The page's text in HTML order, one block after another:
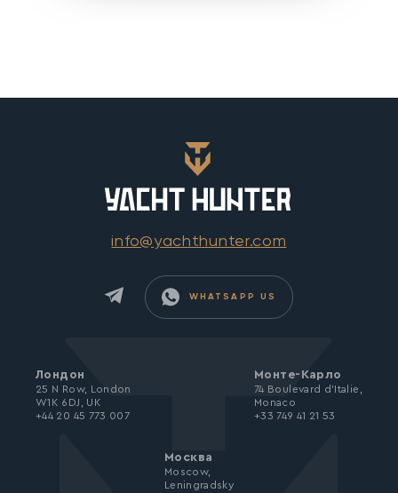
info@yachthunter.com
WHATSAPP US
Лондон
25 N Row, London
W1K 6DJ, UK
+44 20 45 773 007
Монте-Карло
74 Boulevard d’Italie,
Monaco
+33 749 41 21 53
Москва
Moscow,
Leningradsky